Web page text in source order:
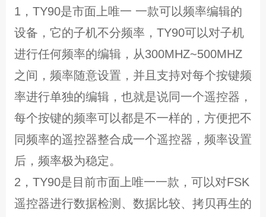
1，TY90是市面上唯一 一款可以频率编辑的
设备，它的子机不分频率，TY90可以对子机
进行任何频率的编辑，从300MHZ~500MHZ
之间，频率随意设置，并且支持对每个按键频
率进行单独的编辑，也就是说同一个遥控器，
每个按键的频率可以都是不一样的，方便把不
同频率的遥控器整合成一个遥控器，频率设置
后，频率极为稳定。
2，TY90是目前市面上唯一一款，可以对FSK
遥控器进行数据检测、数据比较、拷贝再生的